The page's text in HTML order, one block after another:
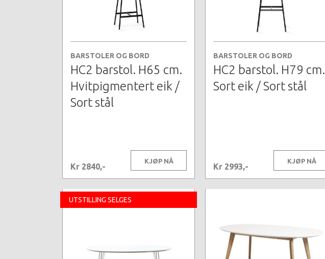
BARSTOLER OG BORD
HC2 barstol. H65 cm.
Hvitpigmentert eik /
Sort stål
Kr 2840,-
KJØP NÅ
BARSTOLER OG BORD
HC2 barstol. H79 cm.
Sort eik / Sort stål
Kr 2993,-
KJØP NÅ
UTSTILLING SELGES